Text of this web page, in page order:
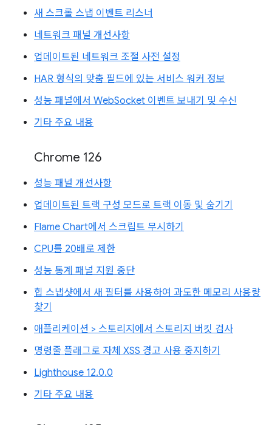
새 스크롤 스냅 이벤트 리스너
네트워크 패널 개선사항
업데이트된 네트워크 조절 사전 설정
HAR 형식의 맞춤 필드에 있는 서비스 워커 정보
성능 패널에서 WebSocket 이벤트 보내기 및 수신
기타 주요 내용
Chrome 126
성능 패널 개선사항
업데이트된 트랙 구성 모드로 트랙 이동 및 숨기기
Flame Chart에서 스크립트 무시하기
CPU를 20배로 제한
성능 통계 패널 지원 중단
힙 스냅샷에서 새 필터를 사용하여 과도한 메모리 사용량
찾기
애플리케이션 > 스토리지에서 스토리지 버킷 검사
명령줄 플래그로 자체 XSS 경고 사용 중지하기
Lighthouse 12.0.0
기타 주요 내용